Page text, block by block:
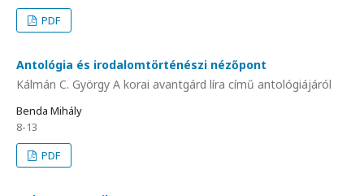
PDF
Antológia és irodalomtörténészi nézőpont
Kálmán C. György A korai avantgárd líra című antológiájáról
Benda Mihály
8-13
PDF